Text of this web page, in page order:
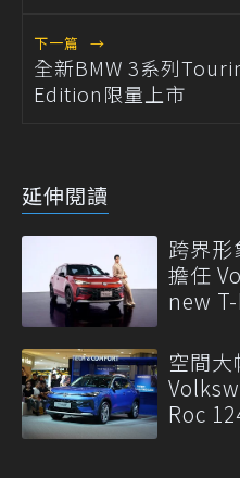
下一篇 →
全新BMW 3系列
Edition限量上市
延伸閱讀
跨界
擔任
new
空間
Roc